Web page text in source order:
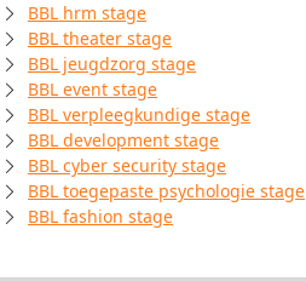
BBL hrm stage
BBL theater stage
BBL jeugdzorg stage
BBL event stage
BBL verpleegkundige stage
BBL development stage
BBL cyber security stage
BBL toegepaste psychologie stage
BBL fashion stage